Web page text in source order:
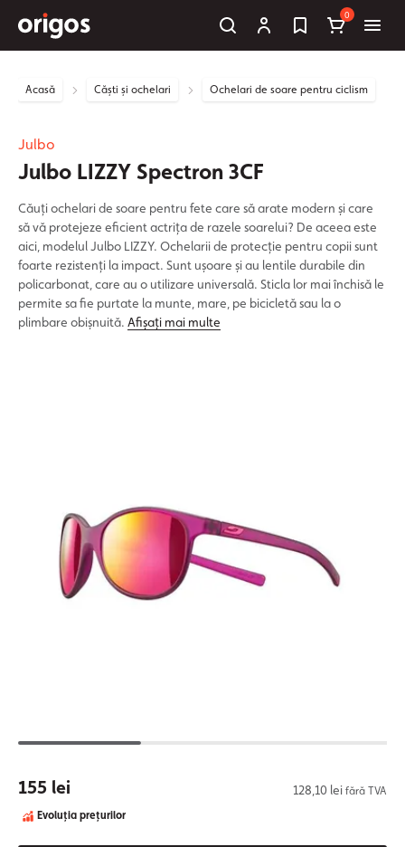
0
Acasă Căști și ochelari Ochelari de soare pentru ciclism
Julbo
Julbo LIZZY Spectron 3CF
Căuți ochelari de soare pentru fete care să arate modern și care
să vă protejeze eficient actrița de razele soarelui? De aceea este
aici, modelul Julbo LIZZY. Ochelarii de protecție pentru copii sunt
foarte rezistenți la impact. Sunt ușoare și au lentile durabile din
policarbonat, care au o utilizare universală. Sticla lor mai închisă le
permite sa fie purtate la munte, mare, pe bicicletă sau la o
plimbare obișnuită. Afișați mai multe
155 lei 128,10 lei fără TVA
Evoluția prețurilor